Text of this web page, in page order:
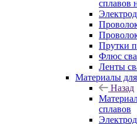
сплавов
Прутки
Флюс
Ленты
Материалы
Назад
сплавов